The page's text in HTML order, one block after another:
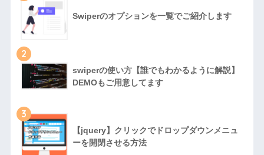
Swiperのオプションを一覧でご紹介します
2
swiperの使い方【誰でもわかるように解説】
DEMOもご用意してます
3
【jquery】クリックでドロップダウンメニュ
ーを開閉させる方法